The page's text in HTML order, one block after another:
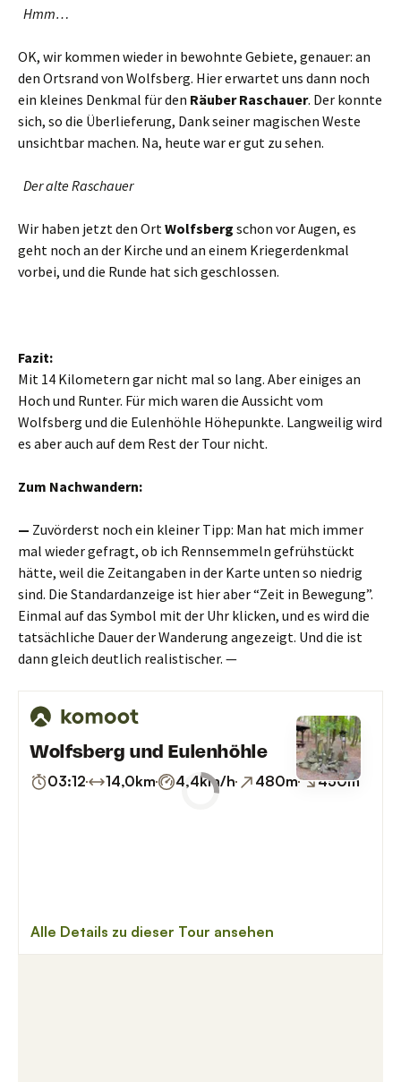
Hmm…
OK, wir kommen wieder in bewohnte Gebiete, genauer: an
den Ortsrand von Wolfsberg. Hier erwartet uns dann noch
ein kleines Denkmal für den Räuber Raschauer. Der konnte
sich, so die Überlieferung, Dank seiner magischen Weste
unsichtbar machen. Na, heute war er gut zu sehen.
Der alte Raschauer
Wir haben jetzt den OrtWolfsberg schon vor Augen, es
geht noch an der Kirche und an einem Kriegerdenkmal
vorbei, und die Runde hat sich geschlossen.
Fazit:
Mit 14 Kilometern gar nicht mal so lang. Aber einiges an
Hoch und Runter. Für mich waren die Aussicht vom
Wolfsberg und die Eulenhöhle Höhepunkte. Langweilig wird
es aber auch auf dem Rest der Tour nicht.
Zum Nachwandern:
— Zuvörderst noch ein kleiner Tipp: Man hat mich immer
mal wieder gefragt, ob ich Rennsemmeln gefrühstückt
hätte, weil die Zeitangaben in der Karte unten so niedrig
sind. Die Standardanzeige ist hier aber “Zeit in Bewegung”.
Einmal auf das Symbol mit der Uhr klicken, und es wird die
tatsächliche Dauer der Wanderung angezeigt. Und die ist
dann gleich deutlich realistischer. —